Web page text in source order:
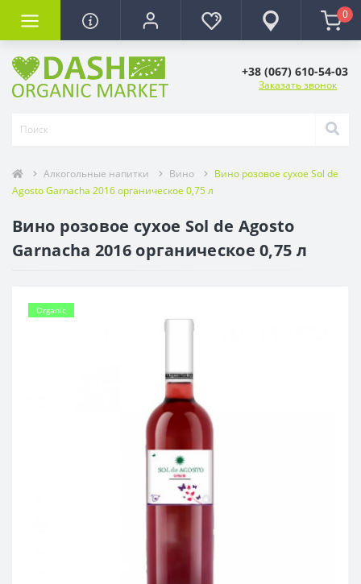
0
+38 (067) 610-54-03
Заказать звонок
Алкогольные напитки Вино
Вино розовое сухое Sol de
Agosto Garnacha 2016 органическое 0,75 л
Вино розовое сухое Sol de Agosto
Garnacha 2016 органическое 0,75 л
Organic